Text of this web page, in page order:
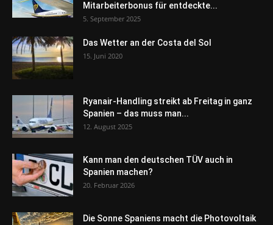
Mitarbeiterbonus für entdeckte...
5. September 2025
Das Wetter an der Costa del Sol
15. Juni 2020
Ryanair-Handling streikt ab Freitag in ganz
Spanien – das muss man...
12. August 2025
Kann man den deutschen TÜV auch in
Spanien machen?
20. Februar 2026
Die Sonne Spaniens macht die Photovoltaik